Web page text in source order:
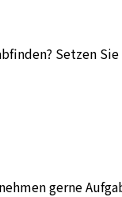
Setzen
gerne